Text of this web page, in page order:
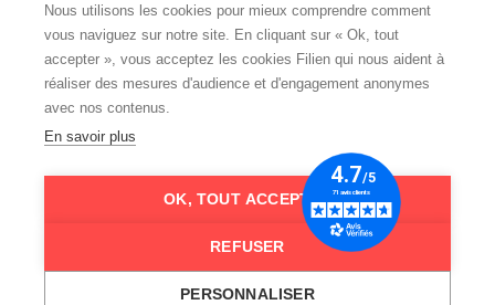
Politique de
confidentialité
Livraison et retour
Qui sommes-nous ?
FAQ
Nous utilisons les cookies pour mieux comprendre comment
vous naviguez sur notre site. En cliquant sur « Ok, tout
accepter », vous acceptez les cookies Filien qui nous aident à
réaliser des mesures d'audience et d'engagement anonymes
avec nos contenus.
En savoir plus
OK, TOUT ACCEPTER
REFUSER
PERSONNALISER